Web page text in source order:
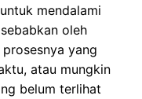
mendalami
oleh
yang
atau mungkin
belum terlihat